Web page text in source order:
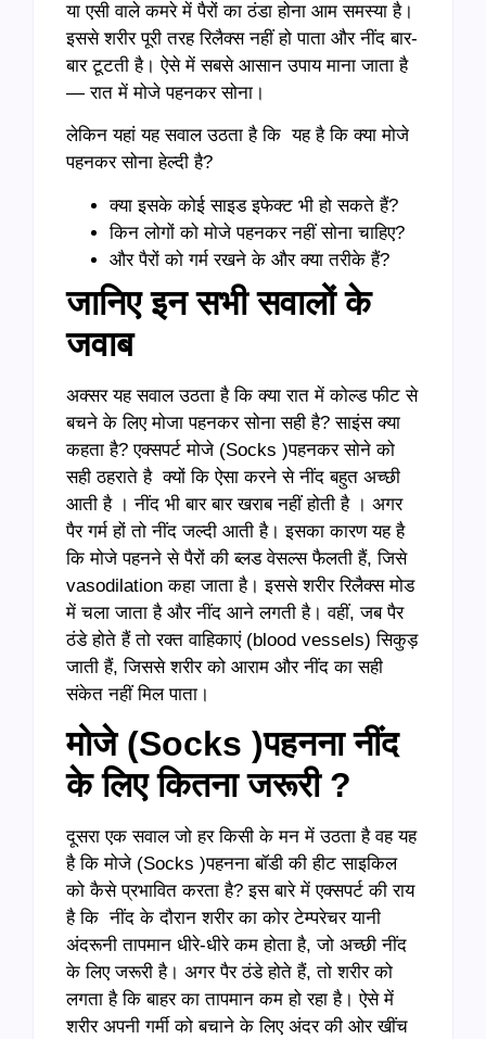
या एसी वाले कमरे में पैरों का ठंडा होना आम समस्या है।
इससे शरीर पूरी तरह रिलैक्स नहीं हो पाता और नींद बार-
बार टूटती है। ऐसे में सबसे आसान उपाय माना जाता है
— रात में मोजे पहनकर सोना।
लेकिन यहां यह सवाल उठता है कि यह है कि क्या मोजे
पहनकर सोना हेल्दी है?
क्या इसके कोई साइड इफेक्ट भी हो सकते हैं?
किन लोगों को मोजे पहनकर नहीं सोना चाहिए?
और पैरों को गर्म रखने के और क्या तरीके हैं?
जानिए इन सभी सवालों के
जवाब
अक्सर यह सवाल उठता है कि क्या रात में कोल्ड फीट से
बचने के लिए मोजा पहनकर सोना सही है? साइंस क्या
कहता है? एक्सपर्ट मोजे (Socks )पहनकर सोने को
सही ठहराते है क्यों कि ऐसा करने से नींद बहुत अच्छी
आती है । नींद भी बार बार खराब नहीं होती है । अगर
पैर गर्म हों तो नींद जल्दी आती है। इसका कारण यह है
कि मोजे पहनने से पैरों की ब्लड वेसल्स फैलती हैं, जिसे
vasodilation कहा जाता है। इससे शरीर रिलैक्स मोड
में चला जाता है और नींद आने लगती है। वहीं, जब पैर
ठंडे होते हैं तो रक्त वाहिकाएं (blood vessels) सिकुड़
जाती हैं, जिससे शरीर को आराम और नींद का सही
संकेत नहीं मिल पाता।
मोजे (Socks )पहनना नींद
के लिए कितना जरूरी ?
दूसरा एक सवाल जो हर किसी के मन में उठता है वह यह
है कि मोजे (Socks )पहनना बॉडी की हीट साइकिल
को कैसे प्रभावित करता है? इस बारे में एक्सपर्ट की राय
है कि नींद के दौरान शरीर का कोर टेम्परेचर यानी
अंदरूनी तापमान धीरे-धीरे कम होता है, जो अच्छी नींद
के लिए जरूरी है। अगर पैर ठंडे होते हैं, तो शरीर को
लगता है कि बाहर का तापमान कम हो रहा है। ऐसे में
शरीर अपनी गर्मी को बचाने के लिए अंदर की ओर खींच